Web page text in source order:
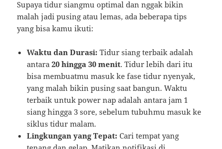
Supaya tidur siangmu optimal dan nggak bikin
malah jadi pusing atau lemas, ada beberapa tips
yang bisa kamu ikuti:
Waktu dan Durasi: Tidur siang terbaik adalah
antara20 hingga 30 menit. Tidur lebih dari itu
bisa membuatmu masuk ke fase tidur nyenyak,
yang malah bikin pusing saat bangun. Waktu
terbaik untuk power nap adalah antara jam 1
siang hingga 3 sore, sebelum tubuhmu masuk ke
siklus tidur malam.
Lingkungan yang Tepat: Cari tempat yang